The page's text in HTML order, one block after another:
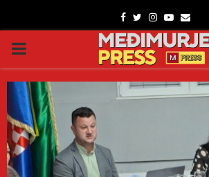
Facebook
TwitterInstagram
Youtube
Email
PRIMARY
MENU